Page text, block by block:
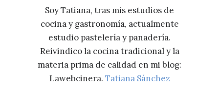
Soy Tatiana, tras mis estudios de
cocina y gastronomía, actualmente
estudio pastelería y panadería.
Reivindico la cocina tradicional y la
materia prima de calidad en mi blog:
Lawebcinera. Tatiana Sánchez